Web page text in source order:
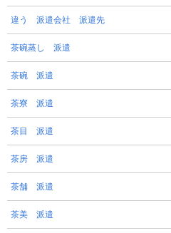
違う 派遣会社 派遣先
茶碗蒸し 派遣
茶碗 派遣
茶寮 派遣
茶目 派遣
茶房 派遣
茶舗 派遣
茶美 派遣